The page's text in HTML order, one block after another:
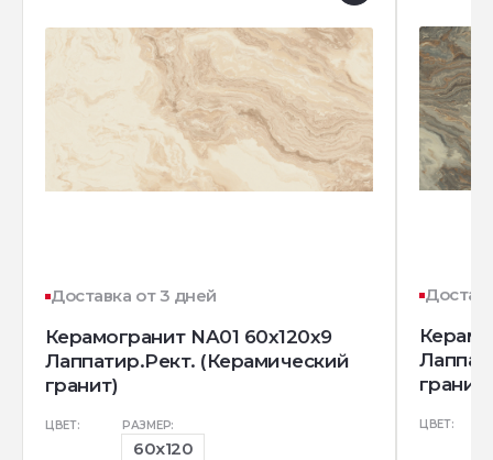
Доставка от 3 дней
Керамогранит NA01 60x120x9
Лаппатир.Рект. (Керамический
гранит)
ЦВЕТ: РАЗМЕР:
60x120
гранит)
ЦВЕТ: